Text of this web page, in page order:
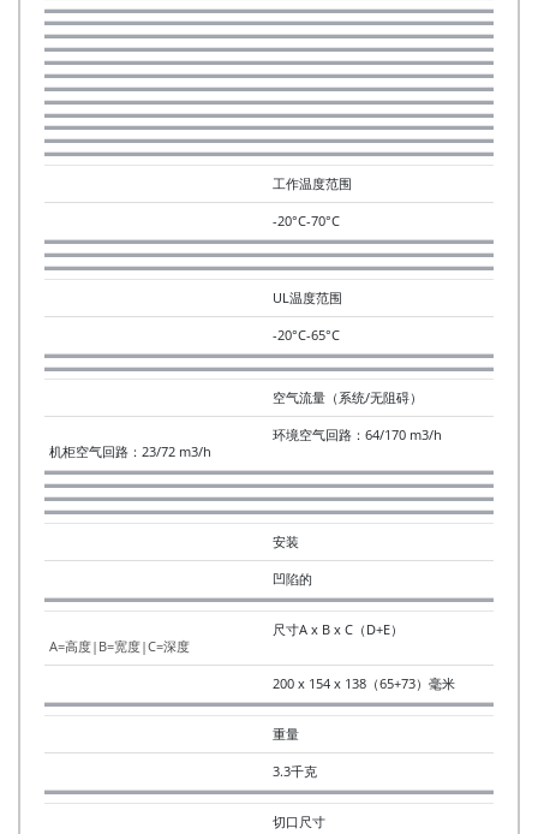
工作温度范围
-20°C-70°C
UL温度范围
-20°C-65°C
空气流量（系统/无阻碍）
环境空气回路：64/170 m3/h
机柜空气回路：23/72 m3/h
安装
凹陷的
尺寸A x B x C（D+E）
A=高度|B=宽度|C=深度
200 x 154 x 138（65+73）毫米
重量
3.3千克
切口尺寸